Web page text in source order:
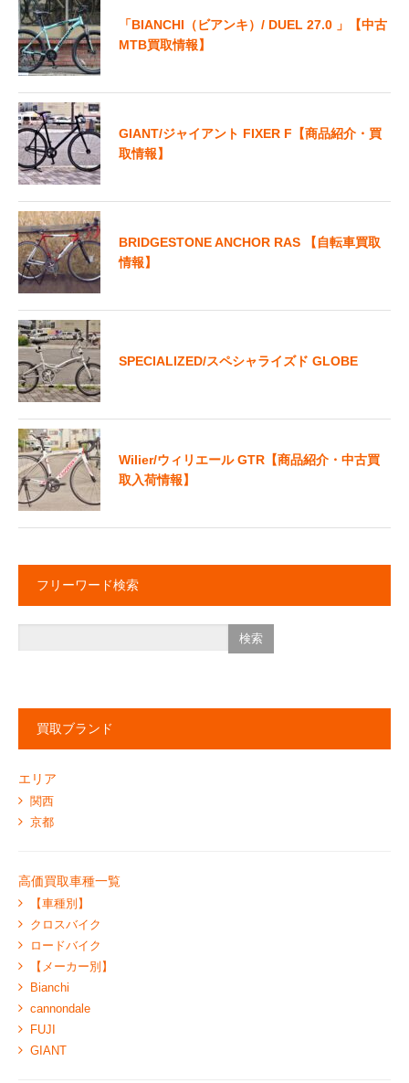
「BIANCHI（ビアンキ）/ DUEL 27.0 」【中古
MTB買取情報】
GIANT/ジャイアント FIXER F【商品紹介・買
取情報】
BRIDGESTONE ANCHOR RAS 【自転車買取
情報】
SPECIALIZED/スペシャライズド GLOBE
Wilier/ウィリエール GTR【商品紹介・中古買
取入荷情報】
フリーワード検索
買取ブランド
エリア
関西
京都
高価買取車種一覧
【車種別】
クロスバイク
ロードバイク
【メーカー別】
Bianchi
cannondale
FUJI
GIANT